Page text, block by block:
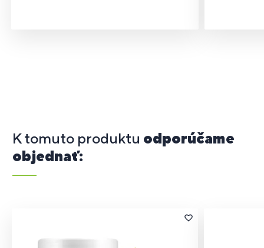
K tomuto produktu odporúčame
objednať: